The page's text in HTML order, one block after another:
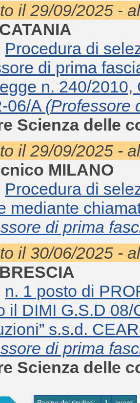
il 29/09/2025 -
Procedura di
di prima
n. 240/
06/A (Professore
Scienza delle
il 29/09/2025 -
MILANO
Procedura di
mediante
di prima
il 30/06/2025 -
n. 1 posto di
il DIMI G.S.D
s.s.d.
di prima
Scienza delle